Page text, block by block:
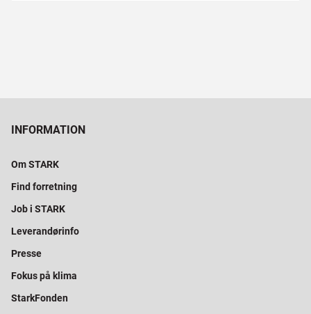
INFORMATION
Om STARK
Find forretning
Job i STARK
Leverandørinfo
Presse
Fokus på klima
StarkFonden